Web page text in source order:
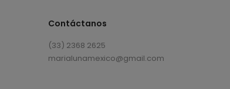
Contáctanos
(33) 2368 2625
marialunamexico@gmail.com